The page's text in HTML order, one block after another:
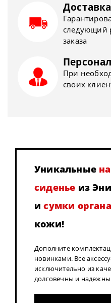
следующий
заказа
При
своих
Уникальные
сиденье из
исумки
кожи!
Дополните
новинками. Все
исключительно из
долговечны и надежны